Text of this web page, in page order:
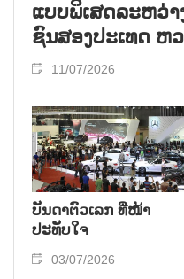
ແບບ​ພິ​ເສດ​ລະ​ຫວ່
ຊົນ​ສອງ​ປະ​ເທດ ຫ
11/07/2026
ບັນດາຕົວເລກ ທ່ີໜ້າ
ປະທັບໃຈ
03/07/2026